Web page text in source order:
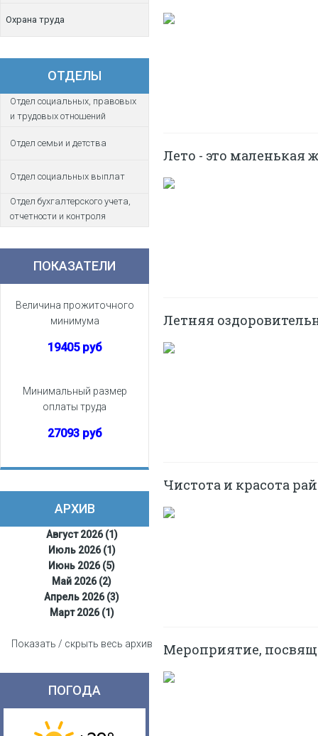
Охрана труда
ОТДЕЛЫ
Отдел социальных, правовых
и трудовых отношений
Отдел семьи и детства
Отдел социальных выплат
Отдел бухгалтерского учета,
отчетности и контроля
ПОКАЗАТЕЛИ
Величина прожиточного
минимума
19405 руб
Минимальный размер
оплаты труда
27093 руб
АРХИВ
Август 2026 (1)
Июль 2026 (1)
Июнь 2026 (5)
Май 2026 (2)
Апрель 2026 (3)
Март 2026 (1)
Показать / скрыть весь архив
ПОГОДА
Лето - это маленькая
Летняя
Чистота и красота
Мероприятие,